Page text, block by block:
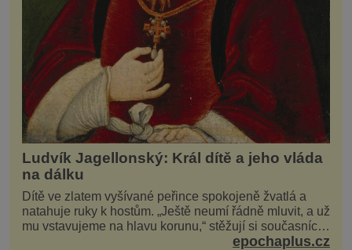
Ludvík Jagellonský: Král dítě a jeho vláda
na dálku
Dítě ve zlatem vyšívané peřince spokojeně žvatlá a
natahuje ruky k hostům. „Ještě neumí řádně mluvit, a už
mu vstavujeme na hlavu korunu,“ stěžují si současníci,
pro které je k neuvěření, že droboučký princ se dnes
epochaplus.cz